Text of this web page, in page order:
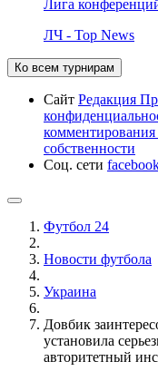
Лига
ЛЧ - Top News
Ко всем турнирам
Сайт Редакция
комментирования
собственности
Соц. сети
Футбол 24
Новости футбола
Украина
Довбик
установила
авторитетный